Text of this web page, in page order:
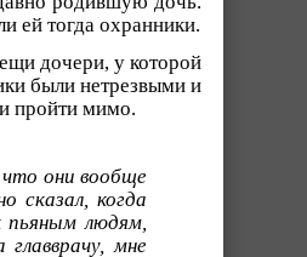
ей тогда охранники.
дочери, у которой
были нетрезвыми и
пройти мимо.
что они вообще
сказал, когда
пьяным людям,
мне